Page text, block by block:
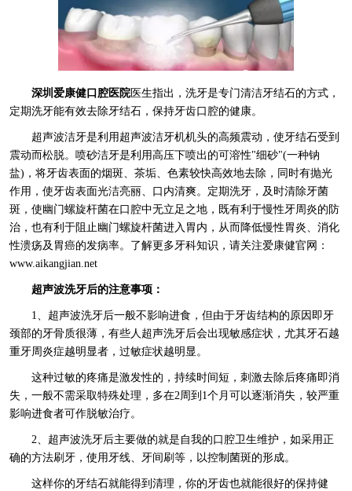
深圳爱康健口腔医院医生指出，洗牙是专门清洁牙结石的方式，
定期洗牙能有效去除牙结石，保持牙齿口腔的健康。
超声波洁牙是利用超声波洁牙机机头的高频震动，使牙结石受到
震动而松脱。喷砂洁牙是利用高压下喷出的可溶性"细砂"(一种钠
盐)，将牙齿表面的烟斑、茶垢、色素较快高效地去除，同时有抛光
作用，使牙齿表面光洁亮丽、口内清爽。定期洗牙，及时清除牙菌
斑，使幽门螺旋杆菌在口腔中无立足之地，既有利于慢性牙周炎的防
治，也有利于阻止幽门螺旋杆菌进入胃内，从而降低慢性胃炎、消化
性溃疡及胃癌的发病率。了解更多牙科知识，请关注爱康健官网：
www.aikangjian.net
超声波洗牙后的注意事项：
1、超声波洗牙后一般不影响进食，但由于牙齿结构的原因即牙
颈部的牙骨质很薄，有些人超声洗牙后会出现敏感症状，尤其牙石越
重牙周炎症越明显者，过敏症状越明显。
这种过敏的疼痛是激发性的，持续时间短，刺激去除后疼痛即消
失，一般不需采取特殊处理，多在2周到1个月可以逐渐消失，较严重
影响进食者可作脱敏治疗。
2、超声波洗牙后主要做的就是自我的口腔卫生维护，如采用正
确的方法刷牙，使用牙线、牙间刷等，以控制菌斑的形成。
这样你的牙结石就能得到清理，你的牙齿也就能很好的保持健